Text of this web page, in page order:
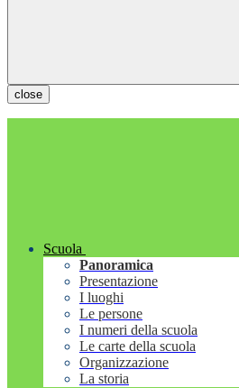
close
Scuola
Panoramica
Presentazione
I luoghi
Le persone
I numeri della scuola
Le carte della scuola
Organizzazione
La storia